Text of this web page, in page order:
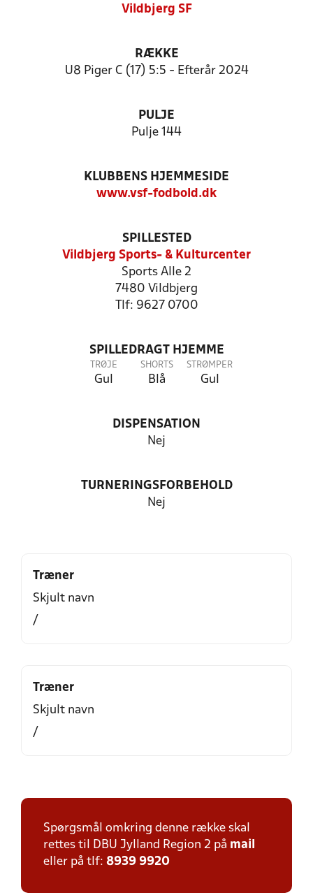
Vildbjerg SF
RÆKKE
U8 Piger C (17) 5:5 - Efterår 2024
PULJE
Pulje 144
KLUBBENS HJEMMESIDE
www.vsf-fodbold.dk
SPILLESTED
Vildbjerg Sports- & Kulturcenter
Sports Alle 2
7480 Vildbjerg
Tlf: 9627 0700
SPILLEDRAGT HJEMME
TRØJE
Gul
SHORTS
Blå
STRØMPER
Gul
DISPENSATION
Nej
TURNERINGSFORBEHOLD
Nej
Træner
Skjult navn
/
Træner
Skjult navn
/
Spørgsmål omkring denne række skal
rettes til DBU Jylland Region 2 på mail
eller på tlf: 8939 9920